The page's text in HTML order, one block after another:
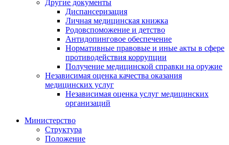
Другие документы
Диспансеризация
Личная медицинская книжка
Родовспоможение и детство
Антидопинговое обеспечение
Нормативные правовые и иные акты в сфере
противодействия коррупции
Получение медицинской справки на оружие
Независимая оценка качества оказания
медицинских услуг
Независимая оценка услуг медицинскиx
организаций
Министерство
Структура
Положение